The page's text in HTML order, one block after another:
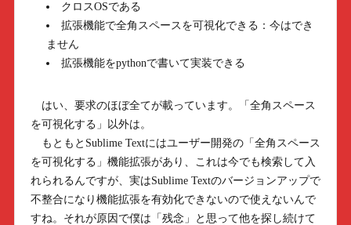
クロスOSである
拡張機能で全角スペースを可視化できる：今はでき
ません
拡張機能をpythonで書いて実装できる
はい、要求のほぼ全てが載っています。「全角スペース
を可視化する」以外は。
もともとSublime Textにはユーザー開発の「全角スペース
を可視化する」機能拡張があり、これは今でも検索して入
れられるんですが、実はSublime Textのバージョンアップで
不整合になり機能拡張を有効化できないので使えないんで
すね。それが原因で僕は「残念」と思って他を探し続けて